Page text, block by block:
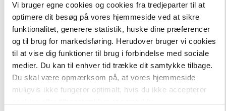
Vi bruger egne cookies og cookies fra tredjeparter til at
optimere dit besøg på vores hjemmeside ved at sikre
funktionalitet, generere statistik, huske dine præferencer
og til brug for markedsføring. Herudover bruger vi cookies
til at vise dig funktioner til brug i forbindelse med sociale
medier. Du kan til enhver tid trække dit samtykke tilbage.
Du skal være opmærksom på, at vores hjemmeside
muligvis ikke fungerer optimalt, hvis du ikke accepterer
Hent flere